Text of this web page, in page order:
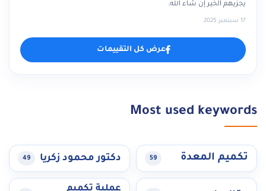
يجزيهم الخير إن شاء الله.
17 سبتمبر 2025
عرض كل التقييمات
Most used keywords
تكميم المعدة 59 دكتور محمود زكريا 49